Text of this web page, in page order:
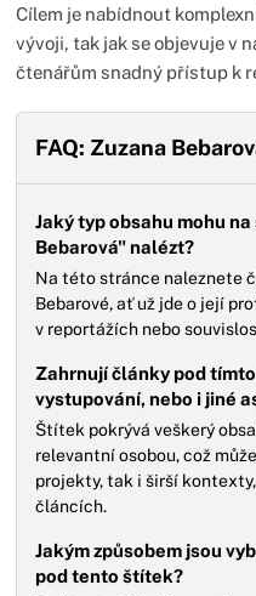
Cílem je nabídnout
vývoji, tak jak se objevuje v
čtenářům snadný přístup k
FAQ: Zuzana
Jaký typ obsahu mohu
Bebarová" nalézt?
Na této stránce naleznete
Bebarové, ať už jde o její
v reportážích nebo
Zahrnují články pod
vystupování, nebo i jiné
Štítek pokrývá veškerý
relevantní osobou, což
projekty, tak i širší
článcích.
Jakým způsobem jsou
pod tento štítek?